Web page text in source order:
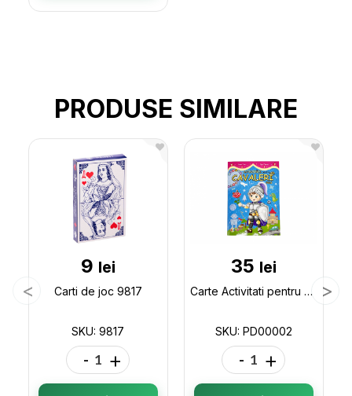
PRODUSE SIMILARE
9 lei
Carti de joc 9817
SKU: 9817
- +
35 lei
Carte Activitati pentru cavaleri mici PD00002
SKU: PD00002
- +